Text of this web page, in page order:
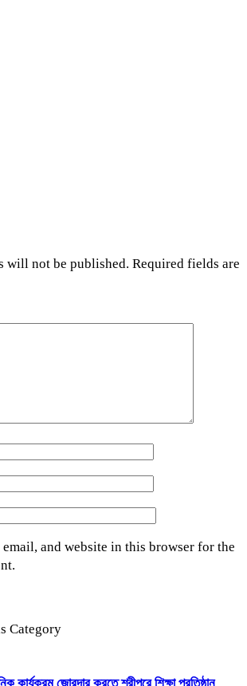
will not be published. Required fields are
email, and website in this browser for the
Category